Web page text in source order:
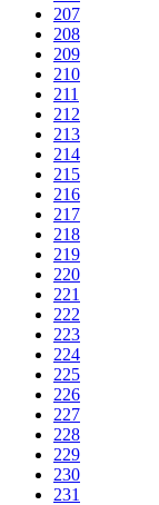
207
208
209
210
211
212
213
214
215
216
217
218
219
220
221
222
223
224
225
226
227
228
229
230
231